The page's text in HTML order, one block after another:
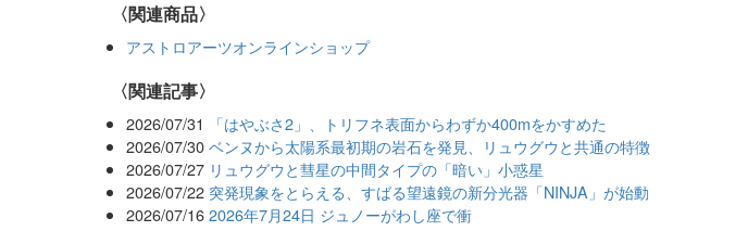
〈関連商品〉
アストロアーツオンラインショップ
関連記事
2026/07/31
「はやぶさ2」、トリフネ表面からわずか400mをかすめた
2026/07/30 ベンヌから太陽系最初期の岩石を発見、リュウグウと共通の特徴
2026/07/27 リュウグウと彗星の中間タイプの「暗い」小惑星
2026/07/22 突発現象をとらえる、すばる望遠鏡の新分光器「NINJA」が始動
2026/07/16 2026年7月24日 ジュノーがわし座で衝